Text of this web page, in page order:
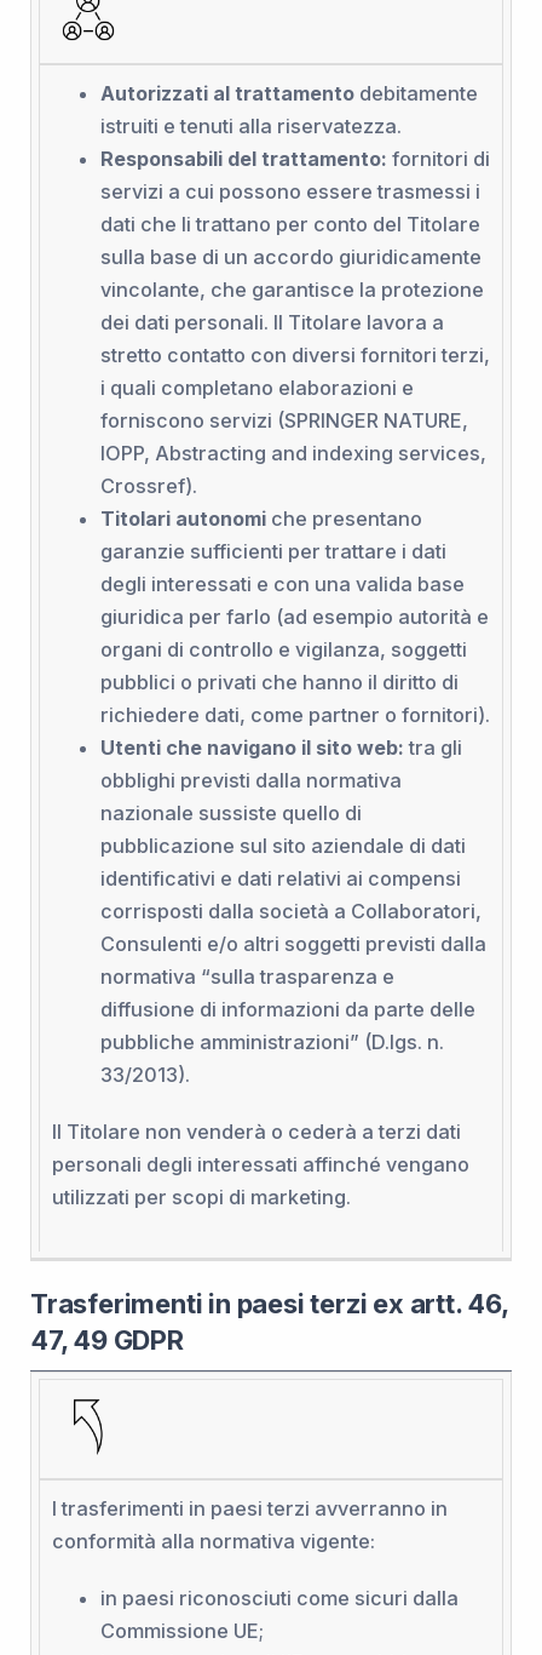
Autorizzati al trattamentodebitamente
istruiti e tenuti alla riservatezza.
Responsabili del trattamento: fornitori di
servizi a cui possono essere trasmessi i
dati che li trattano per conto del Titolare
sulla base di un accordo giuridicamente
vincolante, che garantisce la protezione
dei dati personali. Il Titolare lavora a
stretto contatto con diversi fornitori terzi,
i quali completano elaborazioni e
forniscono servizi (SPRINGER NATURE,
IOPP, Abstracting and indexing services,
Crossref).
Titolari autonomiche presentano
garanzie sufficienti per trattare i dati
degli interessati e con una valida base
giuridica per farlo (ad esempio autorità e
organi di controllo e vigilanza, soggetti
pubblici o privati che hanno il diritto di
richiedere dati, come partner o fornitori).
Utenti che navigano il sito web: tra gli
obblighi previsti dalla normativa
nazionale sussiste quello di
pubblicazione sul sito aziendale di dati
identificativi e dati relativi ai compensi
corrisposti dalla società a Collaboratori,
Consulenti e/o altri soggetti previsti dalla
normativa “sulla trasparenza e
diffusione di informazioni da parte delle
pubbliche amministrazioni” (D.lgs. n.
33/2013).
Il Titolare non venderà o cederà a terzi dati
personali degli interessati affinché vengano
utilizzati per scopi di marketing.
Trasferimenti in paesi terzi ex artt. 46,
47, 49 GDPR
I trasferimenti in paesi terzi avverranno in
conformità alla normativa vigente:
in paesi riconosciuti come sicuri dalla
Commissione UE;